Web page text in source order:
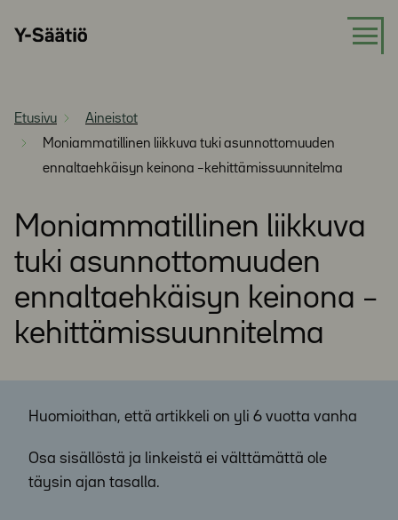
suoraan
Y-
Etusivu
Aineistot
Moniammatillinen liikkuva tuki asunnottomuuden
ennaltaehkäisyn keinona –kehittämissuunnitelma
Moniammatillinen liikkuva
tuki asunnottomuuden
ennaltaehkäisyn keinona –
kehittämissuunnitelma
Huomioithan, että artikkeli on yli 6 vuotta vanha
Osa sisällöstä ja linkeistä ei välttämättä ole
täysin ajan tasalla.